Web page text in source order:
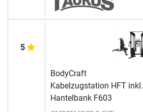
5
BodyCraft
Kabelzugstation HFT inkl.
Hantelbank F603